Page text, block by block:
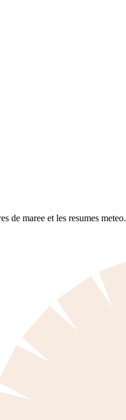
de maree et les resumes meteo.